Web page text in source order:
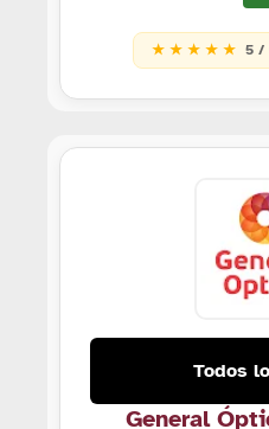
★ ★ ★ ★ ★ 5 /
Todos
General